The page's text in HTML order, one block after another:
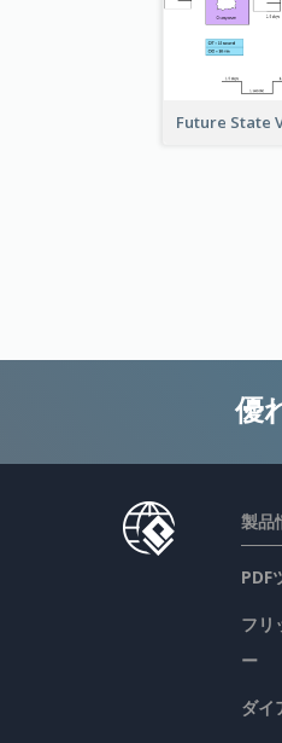
Future State
優
製品
PDF
フリ
ー
ダイ